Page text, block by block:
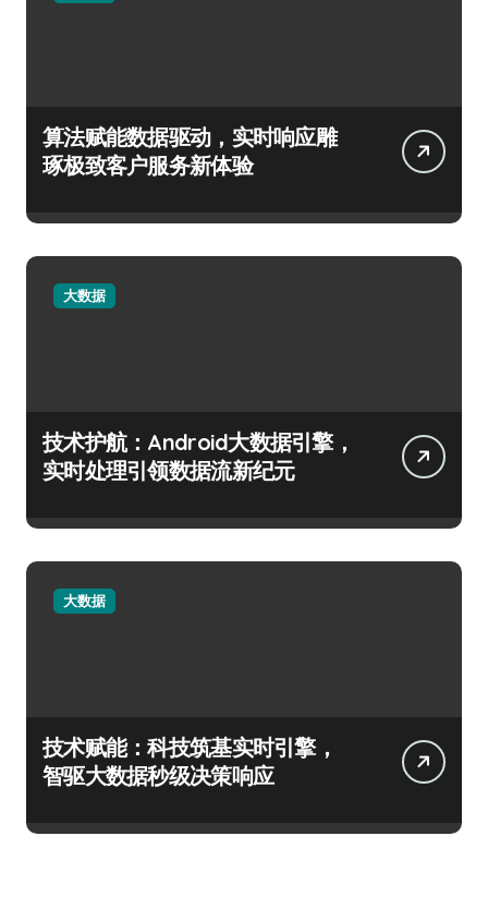
算法赋能数据驱动，实时响应雕
琢极致客户服务新体验
大数据
技术护航：Android大数据引擎，
实时处理引领数据流新纪元
大数据
技术赋能：科技筑基实时引擎，
智驱大数据秒级决策响应